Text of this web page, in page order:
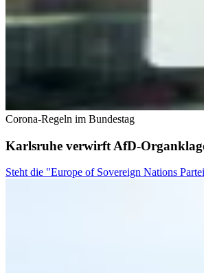
Corona-Regeln im Bundestag
Karlsruhe verwirft AfD-
Steht die "Europe of Sovereign Nations